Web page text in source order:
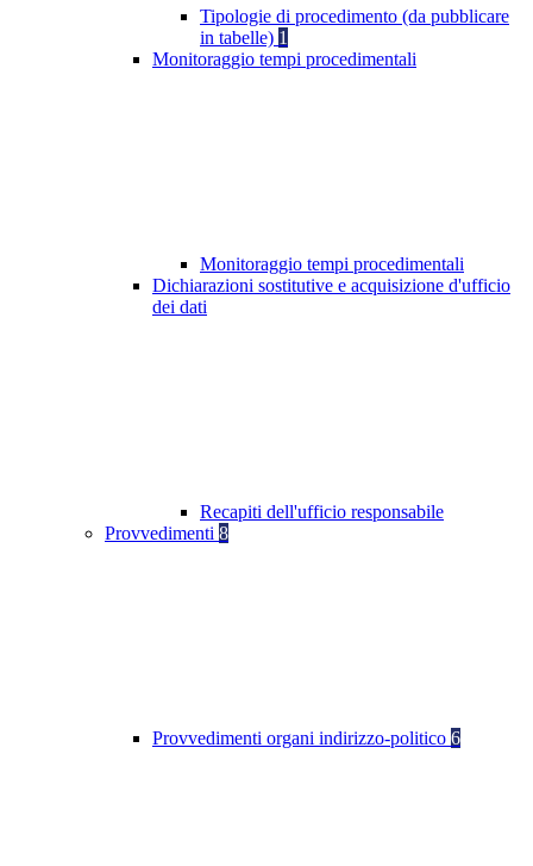
Tipologie di procedimento (da pubblicare
in tabelle) 1
Monitoraggio tempi procedimentali
Monitoraggio tempi procedimentali
Dichiarazioni sostitutive e acquisizione d'ufficio
dei dati
Recapiti dell'ufficio responsabile
Provvedimenti 8
Provvedimenti organi indirizzo-politico 6